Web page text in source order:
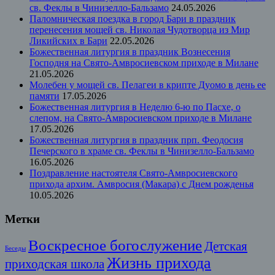
св. Феклы в Чинизелло-Бальзамо 24.05.2026
Паломническая поездка в город Бари в праздник
перенесения мощей св. Николая Чудотворца из Мир
Ликийских в Бари 22.05.2026
Божественная литургия в праздник Вознесения
Господня на Свято-Амвросиевском приходе в Милане
21.05.2026
Молебен у мощей св. Пелагеи в крипте Дуомо в день ее
памяти 17.05.2026
Божественная литургия в Неделю 6-ю по Пасхе, о
слепом, на Свято-Амвросиевском приходе в Милане
17.05.2026
Божественная литургия в праздник прп. Феодосия
Печерского в храме св. Феклы в Чинизелло-Бальзамо
16.05.2026
Поздравление настоятеля Свято-Амвросиевского
прихода архим. Амвросия (Макара) с Днем рожденья
10.05.2026
Метки
Беседы Воскресное богослужение Детская
приходская школа Жизнь прихода